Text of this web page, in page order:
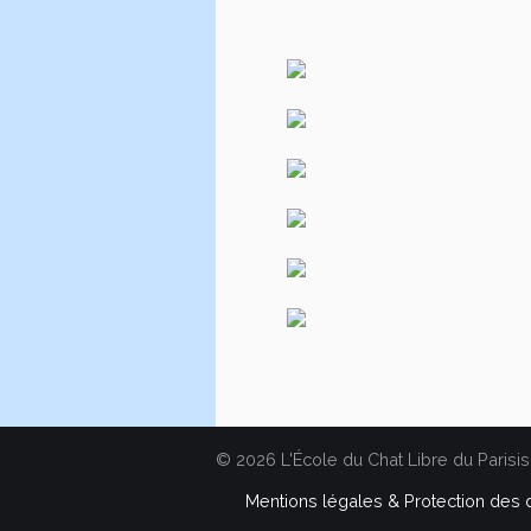
© 2026 L'École du Chat Libre du
Mentions légales & Protection des